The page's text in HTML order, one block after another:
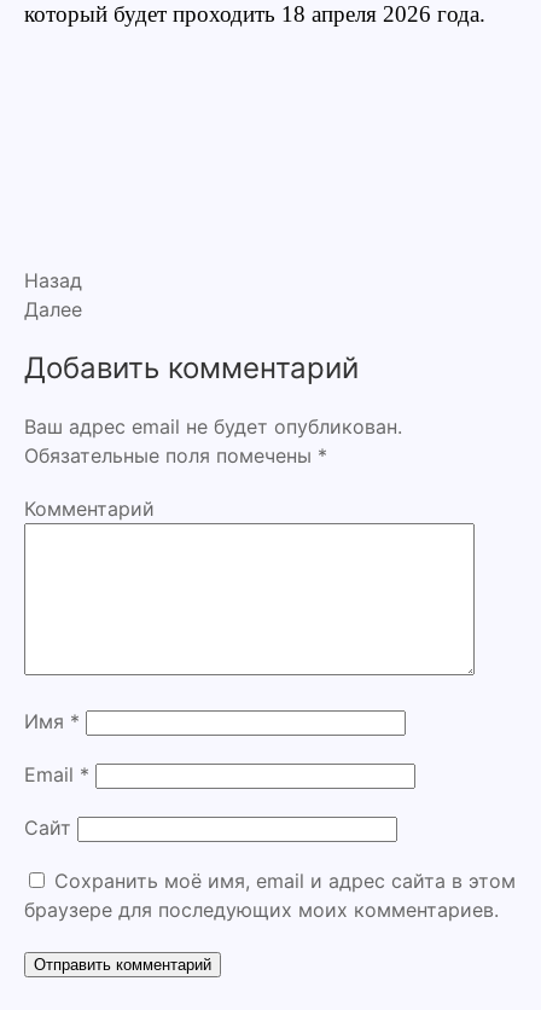
который будет проходить 18 апреля 2026 года.
Назад
Далее
Добавить комментарий
Ваш адрес email не будет опубликован.
Обязательные поля помечены *
Комментарий
Имя *
Email *
Сайт
Сохранить моё имя, email и адрес сайта в этом
браузере для последующих моих комментариев.